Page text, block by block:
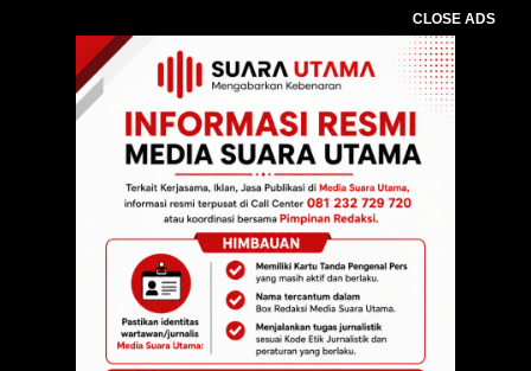
CLOSE ADS